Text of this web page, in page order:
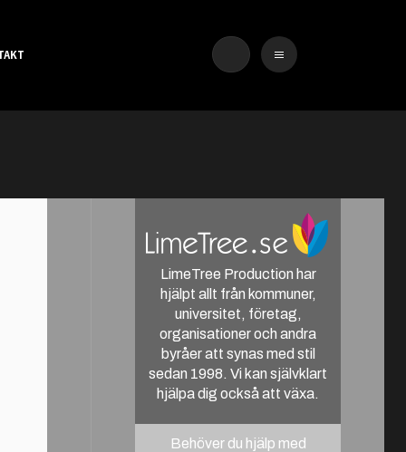
LimeTree Production har
hjälpt allt från kommuner,
universitet, företag,
organisationer och andra
byråer att synas med stil
sedan 1998. Vi kan självklart
hjälpa dig också att växa.
Behöver du hjälp med